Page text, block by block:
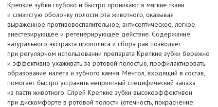
Крепкие зубки глубоко и быстро проникают в мягкие ткани
и слизистую оболочку полости рта животного, оказывая
выраженное противовоспалительное, антисептическое, легкое
анестезирующее и регенерирующее действие. Содержание
натурального экстракта прополиса и сбора рав позволяет
при регулярном использовании препарата Крепкие зубки бережно
и эффективно ухаживать за ротовой полостью, профилактировать
образование налета и зубного камня. Ментол, входящий в состав,
помогает быстро устранить неприятный специфический запаха
из пасти животного. Спрей Крепкие зубки высокоэффективен
при дискомфорте в ротовой полости (отечность, покраснение